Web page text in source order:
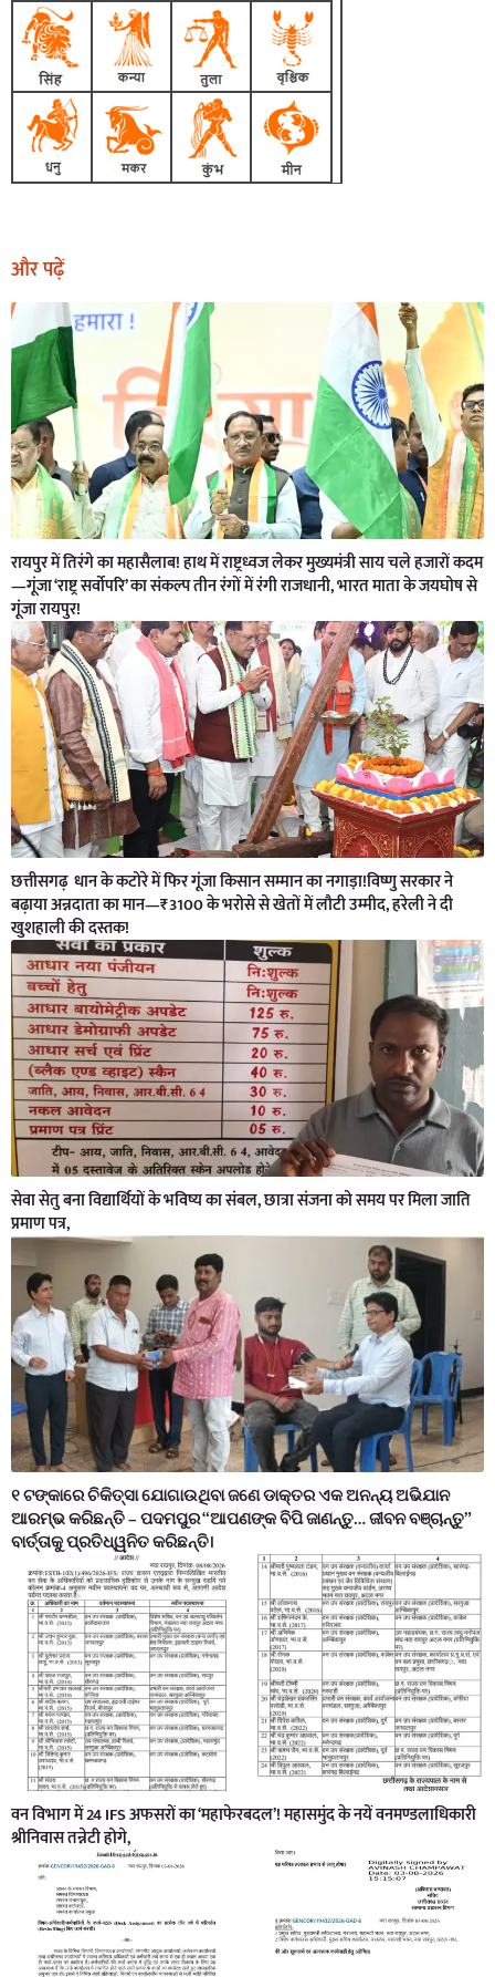
और पढ़ें
रायपुर में तिरंगे का महासैलाब! हाथ में राष्ट्रध्वज लेकर मुख्यमंत्री साय चले हजारों कदम
—गूंजा ‘राष्ट्र सर्वोपरि’ का संकल्प तीन रंगों में रंगी राजधानी, भारत माता के जयघोष से
गूंजा रायपुर!
छत्तीसगढ़ धान के कटोरे में फिर गूंजा किसान सम्मान का नगाड़ा!विष्णु सरकार ने
बढ़ाया अन्नदाता का मान—₹3100 के भरोसे से खेतों में लौटी उम्मीद, हरेली ने दी
खुशहाली की दस्तक!
सेवा सेतु बना विद्यार्थियों के भविष्य का संबल, छात्रा संजना को समय पर मिला जाति
प्रमाण पत्र,
୧ ଟଙ୍କାରେ ଚିକିତ୍ସା ଯୋଗାଉଥିବା ଜଣେ ଡାକ୍ତର ଏକ ଅନନ୍ୟ ଅଭିଯାନ
ଆରମ୍ଭ କରିଛନ୍ତି – ପଦମପୁର “ଆପଣଙ୍କ ବିପି ଜାଣନ୍ତୁ… ଜୀବନ ବଞ୍ଚାନ୍ତୁ”
ବାର୍ତ୍ତାକୁ ପ୍ରତିଧ୍ୱନିତ କରିଛନ୍ତି।
वन विभाग में 24 IFS अफसरों का ‘महाफेरबदल’! महासमुंद के नयें वनमण्डलाधिकारी
श्रीनिवास तन्नेटी होगे,